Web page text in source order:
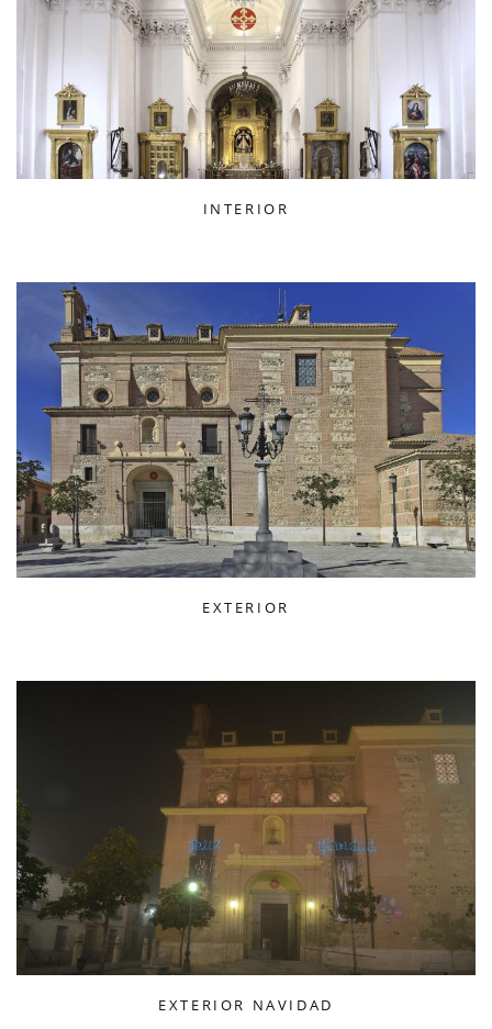
INTERIOR
EXTERIOR
EXTERIOR NAVIDAD